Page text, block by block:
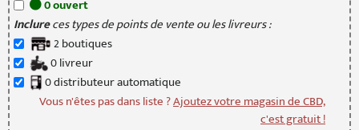
0ouvert
Inclureces types de points de vente ou les livreurs :
2boutiques
0livreur
0distributeurautomatique
Vous n'êtes pas dans liste ?Ajoutez votre magasin de CBD,
c'est gratuit !